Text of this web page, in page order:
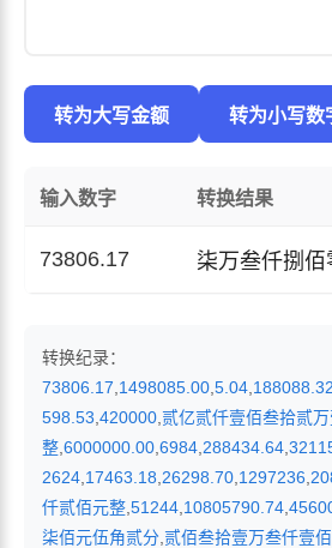
转为大写金额 转为小写数
输入数字 转换结果
73806.17 柒万叁仟捌
转换纪录：
73806.17 1498085.00 5.04 188088.32
598.53 420000 贰亿贰仟壹佰叁拾贰
整 6000000.00 6984 288434.64
2624 17463.18 26298.70 1297236
仟贰佰元整 51244 10805790.74
柒佰元伍角贰分 贰佰叁拾壹万叁仟壹